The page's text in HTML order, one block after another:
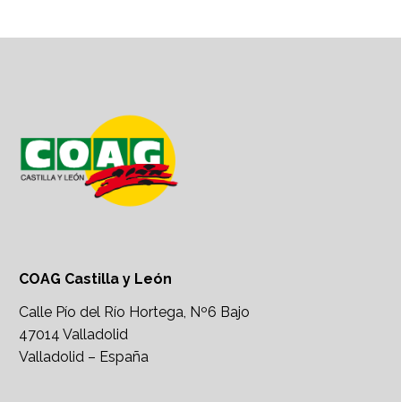
COAG Castilla y León
Calle Pío del Río Hortega, Nº6 Bajo
47014 Valladolid
Valladolid – España